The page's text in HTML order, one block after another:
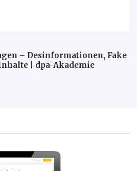
– Desinformationen, Fake
| dpa-Akademie